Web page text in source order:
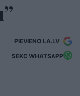
PIEVIENO LA.LV
SEKO WHATSAPP